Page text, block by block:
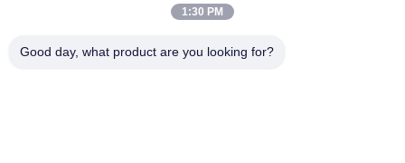
Produits Recommandés1:30 PM
Good day, what product are you looking for?